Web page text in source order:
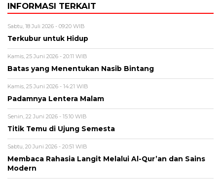
INFORMASI TERKAIT
Sabtu, 18 Juli 2026 - 09:20 WIB
Terkubur untuk Hidup
Kamis, 25 Juni 2026 - 20:11 WIB
Batas yang Menentukan Nasib Bintang
Kamis, 25 Juni 2026 - 14:21 WIB
Padamnya Lentera Malam
Senin, 22 Juni 2026 - 15:10 WIB
Titik Temu di Ujung Semesta
Sabtu, 20 Juni 2026 - 20:51 WIB
Membaca Rahasia Langit Melalui Al-Qur’an dan Sains
Modern